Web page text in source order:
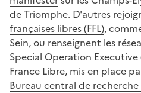
de Triomphe. D'autres
françaises libres (FFL),
Sein, ou renseignent les
Special Operation Executive
France Libre, mis en place
Bureau central de